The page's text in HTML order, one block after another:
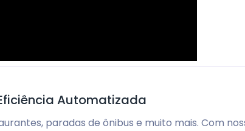
Automatizada
paradas de ônibus e muito mais. Com